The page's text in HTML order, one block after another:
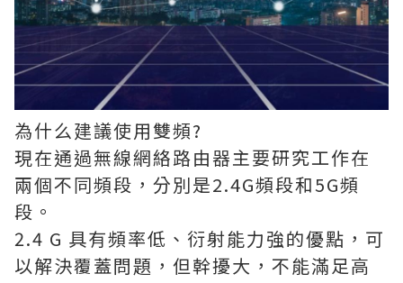
為什么建議使用雙頻?
現在通過無線網絡路由器主要研究工作在
兩個不同頻段，分別是2.4G頻段和5G頻
段。
2.4 G 具有頻率低、衍射能力強的優點，可
以解決覆蓋問題，但幹擾大，不能滿足高